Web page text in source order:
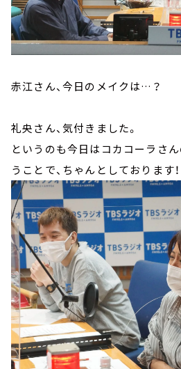
赤江さん、今日のメイクは…？
礼央さん、気付きました。
というのも今日はコカコーラさ
うことで、ちゃんとしております！